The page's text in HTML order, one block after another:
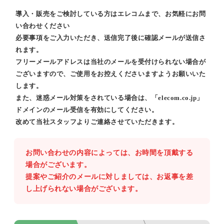
導入・販売をご検討している方はエレコムまで、お気軽にお問
い合わせください
必要事項をご入力いただき、送信完了後に確認メールが送信さ
れます。
フリーメールアドレスは当社のメールを受付けられない場合が
ございますので、ご使用をお控えくださいますようお願いいた
します。
また、迷惑メール対策をされている場合は、「elecom.co.jp」
ドメインのメール受信を有効にしてください。
改めて当社スタッフよりご連絡させていただきます。
お問い合わせの内容によっては、お時間を頂戴する
場合がございます。
提案やご紹介のメールに対しましては、お返事を差
し上げられない場合がございます。